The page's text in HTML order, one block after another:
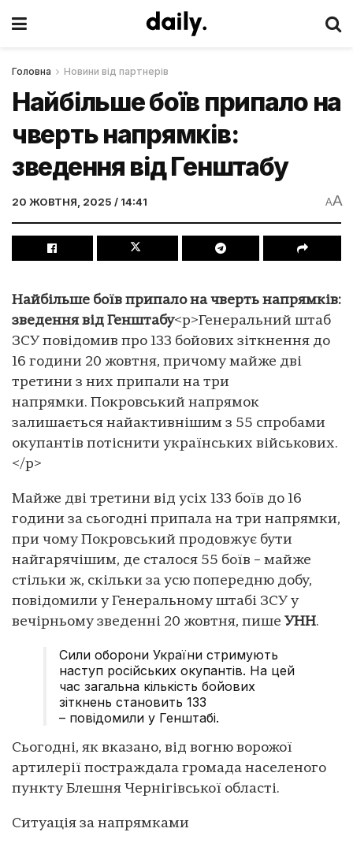
Головна Новини від партнерів
Найбільше боїв припало на
чверть напрямків:
зведення від Генштабу
20 ЖОВТНЯ, 2025 / 14:41 AA
Найбільше боїв припало на чверть напрямків:
зведення від Генштабу<p>Генеральний штаб
ЗСУ повідомив про 133 бойових зіткнення до
16 години 20 жовтня, причому майже дві
третини з них припали на три
напрямки. Покровський напрямок
залишається найактивнішим з 55 спробами
окупантів потіснити українських військових.
</p>
Майже дві третини від усіх 133 боїв до 16
години за сьогодні припала на три напрямки,
при чому Покровський продовжує бути
найгарячішим, де сталося 55 боїв – майже
стільки ж, скільки за усю попередню добу,
повідомили у Генеральному штабі ЗСУ у
вечірньому зведенні 20 жовтня, пише УНН.
Сили оборони України стримують
наступ російських окупантів. На цей
час загальна кількість бойових
зіткнень становить 133
– повідомили у Генштабі.
Сьогодні, як вказано, від вогню ворожої
артилерії постраждала громада населеного
пункту Блешня Чернігівської області.
Ситуація за напрямками